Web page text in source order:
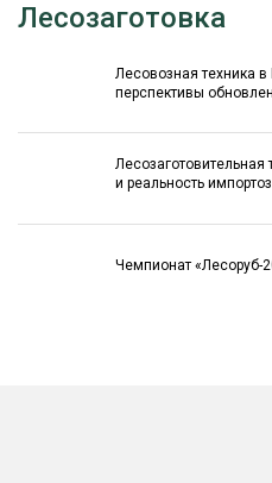
Лесозаготовка
Лесовозная техника
перспективы
и реальность
Чемпионат «Лесоруб-